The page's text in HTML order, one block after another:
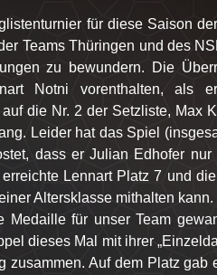
für diese Saison
Teams Thüringen und des
zu bewundern. Die
Notni vorenthalten, als
die Nr. 2 der Setzliste, Max
Leider hat das Spiel
dass er Julian Edhofer
Lennart Platz 7 und
Altersklasse mithalten kann.
Medaille für unser Team
dieses Mal mit ihrer
zusammen. Auf dem Platz